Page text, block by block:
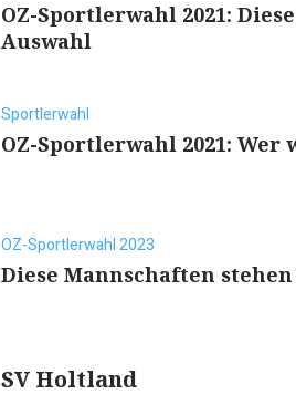
OZ-Sportlerwahl 2021:
Auswahl
Sportlerwahl
OZ-Sportlerwahl 2021: Wer
OZ-Sportlerwahl 2023
Diese Mannschaften
SV Holtland